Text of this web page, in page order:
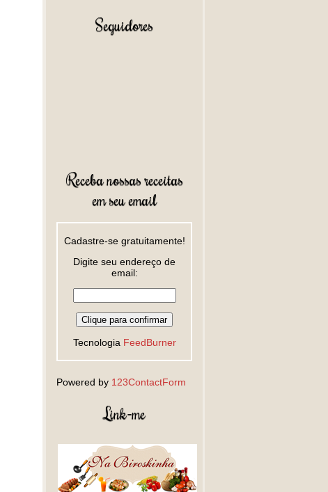
Seguidores
Receba nossas receitas
em seu email
Cadastre-se gratuitamente!
Digite seu endereço de
email:
Tecnologia FeedBurner
Powered by 123ContactForm
Link-me